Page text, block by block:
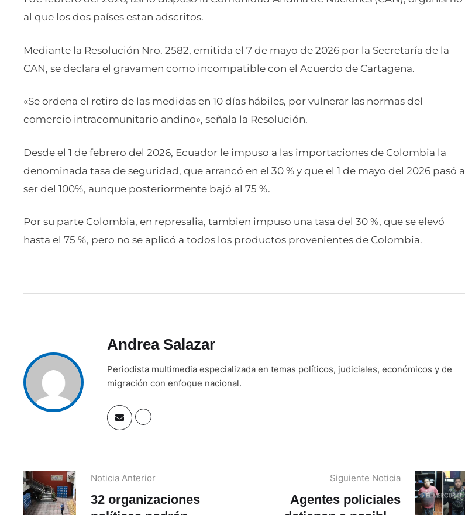
al que los dos países estan adscritos.
Mediante la Resolución Nro. 2582, emitida el 7 de mayo de 2026 por la Secretaría de la
CAN, se declara el gravamen como incompatible con el Acuerdo de Cartagena.
«Se ordena el retiro de las medidas en 10 días hábiles, por vulnerar las normas del
comercio intracomunitario andino», señala la Resolución.
Desde el 1 de febrero del 2026, Ecuador le impuso a las importaciones de Colombia la
denominada tasa de seguridad, que arrancó en el 30 % y que el 1 de mayo del 2026 pasó a
ser del 100%, aunque posteriormente bajó al 75 %.
Por su parte Colombia, en represalia, tambien impuso una tasa del 30 %, que se elevó
hasta el 75 %, pero no se aplicó a todos los productos provenientes de Colombia.
Andrea Salazar
Periodista multimedia especializada en temas políticos, judiciales, económicos y de
migración con enfoque nacional.
Noticia Anterior
32 organizaciones
Siguiente Noticia
Agentes policiales